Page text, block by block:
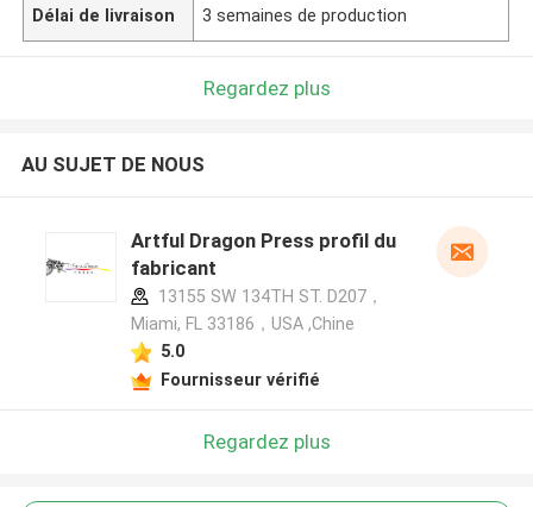
Délai de livraison 3 semaines de production
Regardez plus
AU SUJET DE NOUS
Artful Dragon Press profil du
fabricant
13155 SW 134TH ST. D207，
Miami, FL 33186，USA ,Chine
5.0
Fournisseur vérifié
Regardez plus